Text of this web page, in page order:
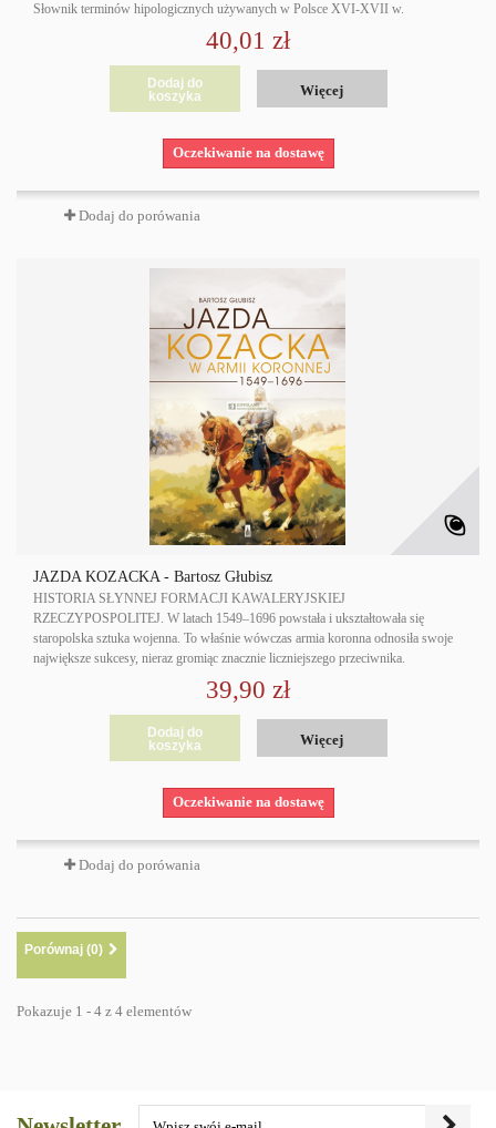
Słownik terminów hipologicznych używanych w Polsce XVI-XVII w.
40,01 zł
Dodaj do
koszyka
Więcej
Oczekiwanie na dostawę
Dodaj do porówania
JAZDA KOZACKA - Bartosz Głubisz
HISTORIA SŁYNNEJ FORMACJI KAWALERYJSKIEJ
RZECZYPOSPOLITEJ. W latach 1549–1696 powstała i ukształtowała się
staropolska sztuka wojenna. To właśnie wówczas armia koronna odnosiła swoje
największe sukcesy, nieraz gromiąc znacznie liczniejszego przeciwnika.
39,90 zł
Dodaj do
koszyka
Więcej
Oczekiwanie na dostawę
Dodaj do porówania
Porównaj (0)
Pokazuje 1 - 4 z 4 elementów